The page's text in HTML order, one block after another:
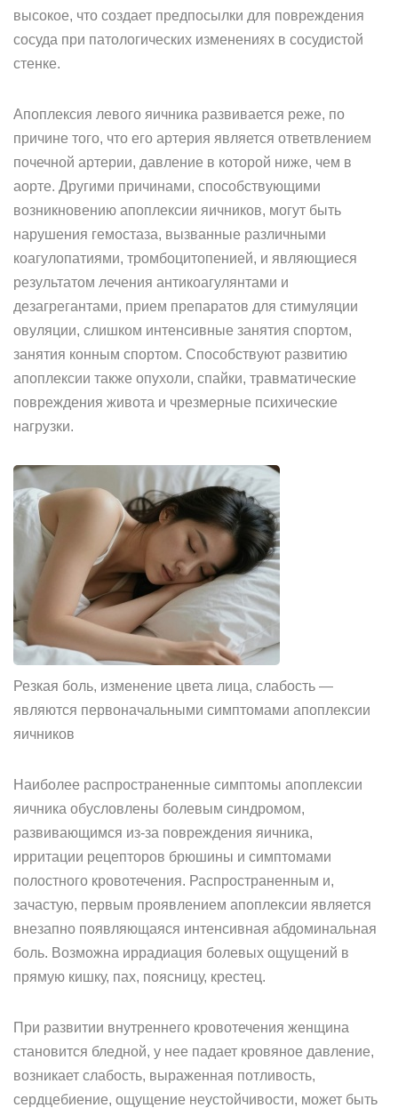
высокое, что создает предпосылки для повреждения
сосуда при патологических изменениях в сосудистой
стенке.
Апоплексия левого яичника развивается реже, по
причине того, что его артерия является ответвлением
почечной артерии, давление в которой ниже, чем в
аорте. Другими причинами, способствующими
возникновению апоплексии яичников, могут быть
нарушения гемостаза, вызванные различными
коагулопатиями, тромбоцитопенией, и являющиеся
результатом лечения антикоагулянтами и
дезагрегантами, прием препаратов для стимуляции
овуляции, слишком интенсивные занятия спортом,
занятия конным спортом. Способствуют развитию
апоплексии также опухоли, спайки, травматические
повреждения живота и чрезмерные психические
нагрузки.
Резкая боль, изменение цвета лица, слабость —
являются первоначальными симптомами апоплексии
яичников
Наиболее распространенные симптомы апоплексии
яичника обусловлены болевым синдромом,
развивающимся из-за повреждения яичника,
ирритации рецепторов брюшины и симптомами
полостного кровотечения. Распространенным и,
зачастую, первым проявлением апоплексии является
внезапно появляющаяся интенсивная абдоминальная
боль. Возможна иррадиация болевых ощущений в
прямую кишку, пах, поясницу, крестец.
При развитии внутреннего кровотечения женщина
становится бледной, у нее падает кровяное давление,
возникает слабость, выраженная потливость,
сердцебиение, ощущение неустойчивости, может быть